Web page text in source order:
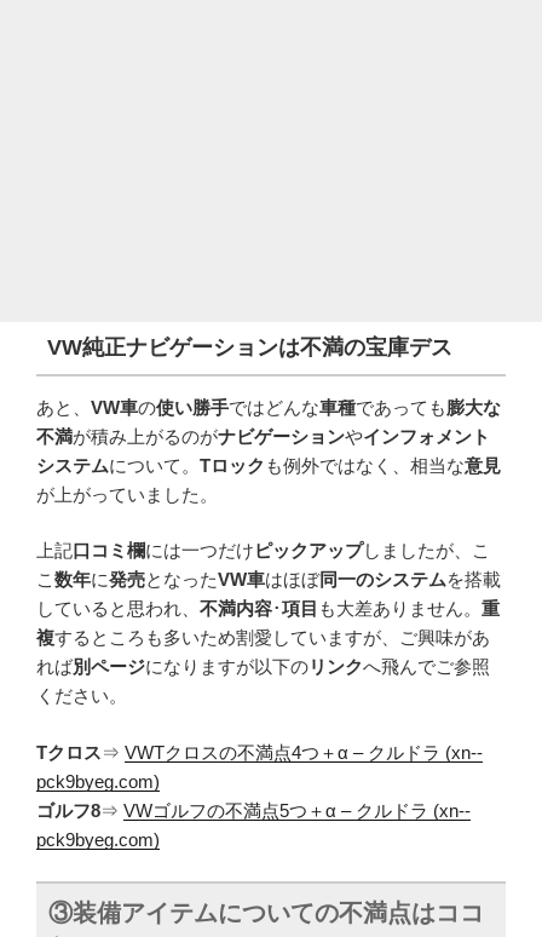
VW純正ナビゲーションは不満の宝庫デス
あと、 VW車の使い勝手ではどんな車種であっても膨大な
不満が積み上がるのがナビゲーションやインフォメント
システムについて。 Tロック も例外ではなく、相当な意見
が上がっていました。
上記口コミ欄には一つだけピックアップしましたが、こ
こ 数年に発売となったVW車はほぼ同一のシステムを搭載
していると思われ、 不満内容･項目 も大差ありません。 重
複するところも多いため割愛していますが、ご興味があ
れば別ページになりますが以下のリンクへ飛んでご参照
ください。
Tクロス⇒ VWTクロスの不満点4つ＋α – クルドラ (xn--
pck9byeg.com)
ゴルフ8⇒ VWゴルフの不満点5つ＋α – クルドラ (xn--
pck9byeg.com)
③装備アイテムについての不満点はココ